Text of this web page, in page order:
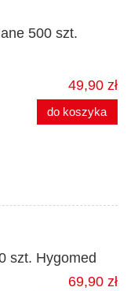
500 szt.
49,90 zł
do koszyka
szt. Hygomed
69,90 zł